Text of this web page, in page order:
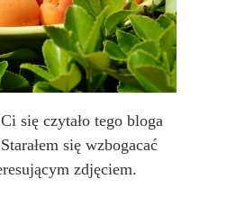
się czytało tego bloga
się wzbogacać
zdjęciem.